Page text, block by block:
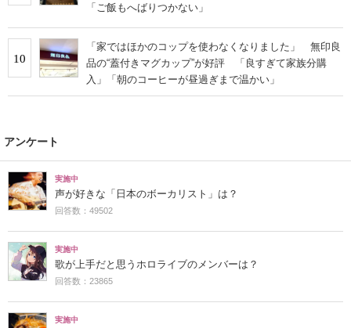
「ご飯もへばりつかない」
10
「家ではほかのコップを使わなくなりました」 無印良
品の“蓋付きマグカップ”が好評 「良すぎて家族分購
入」「朝のコーヒーが昼過ぎまで温かい」
アンケート
実施中
声が好きな「日本のボーカリスト」は？
回答数：49502
実施中
歌が上手だと思うホロライブのメンバーは？
回答数：23865
実施中